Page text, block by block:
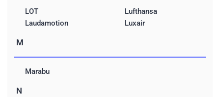
LOT
Laudamotion
Lufthansa
Luxair
M
Marabu
N